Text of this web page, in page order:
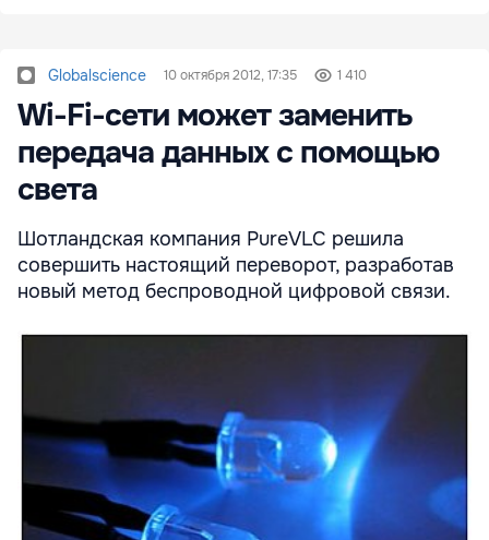
Globalscience 10 октября 2012, 17:35 1 410
Wi-Fi-сети может заменить
передача данных с помощью
света
Шотландская компания PureVLC решила
совершить настоящий переворот, разработав
новый метод беспроводной цифровой связи.